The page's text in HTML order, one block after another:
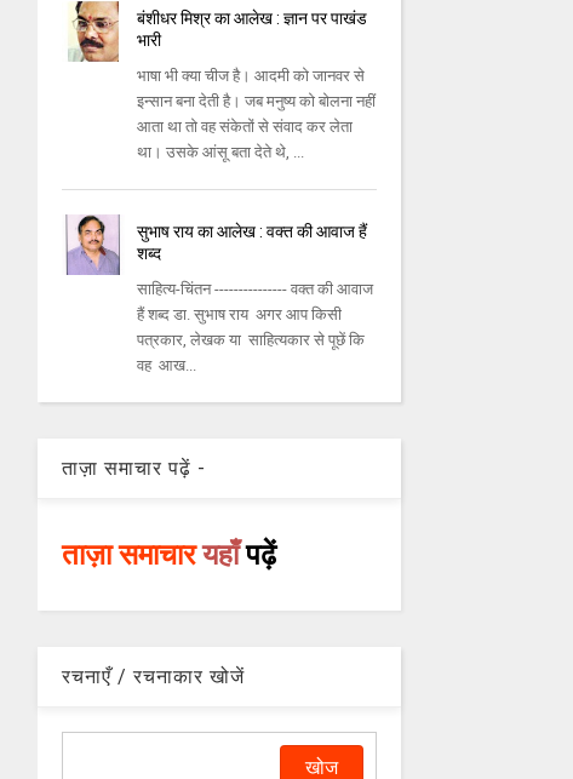
बंशीधर मिश्र का आलेख : ज्ञान पर पाखंड
भारी
भाषा भी क्या चीज है। आदमी को जानवर से
इन्सान बना देती है। जब मनुष्य को बोलना नहीं
आता था तो वह संकेतों से संवाद कर लेता
था। उसके आंसू बता देते थे, ...
सुभाष राय का आलेख : वक्त की आवाज हैं
शब्द
साहित्य-चिंतन --------------- वक्त की आवाज
हैं शब्द डा. सुभाष राय अगर आप किसी
पत्रकार, लेखक या साहित्यकार से पूछें कि
वह आख...
ताज़ा समाचार पढ़ें -
ताज़ा समाचारयहाँपढ़ें
रचनाएँ / रचनाकार खोजें